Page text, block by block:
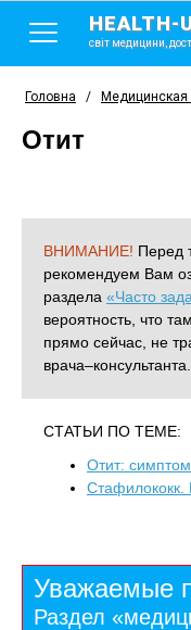
HEALTH-
світ медицини,
Головна / Медицинская
Отит
ВНИМАНИЕ! Перед
рекомендуем Вам
раздела «Часто
вероятность, что
прямо сейчас, не
врача–консультанта.
СТАТЬИ ПО ТЕМЕ:
Отит:
Уважаемые
Раздел